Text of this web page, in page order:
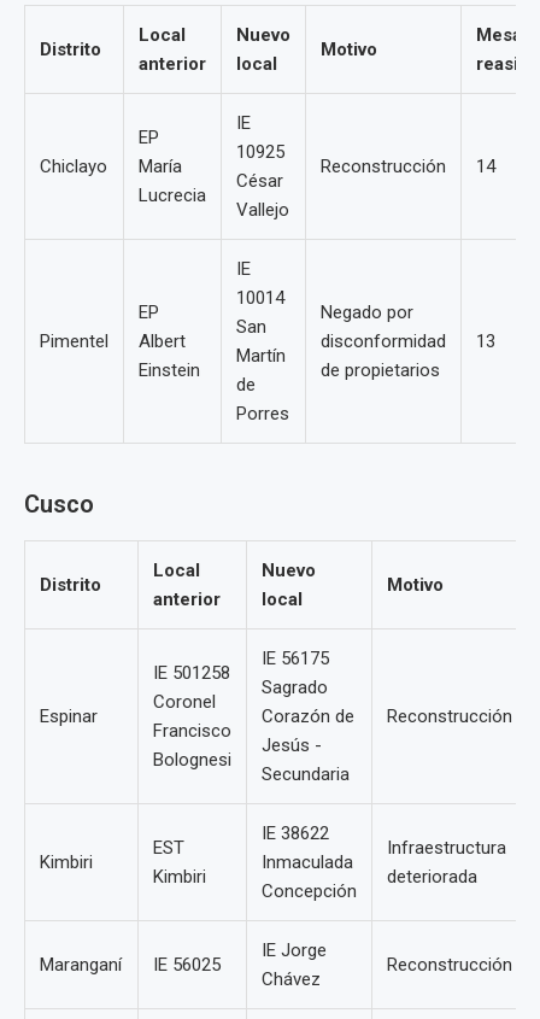
Distrito
Local
anterior
Nuevo
local
Motivo
Mesas
Chiclayo
EP
María
Lucrecia
IE
10925
César
Vallejo
Reconstrucción 14
Pimentel
EP
Albert
Einstein
IE
10014
San
Martín
de
Porres
Negado por
disconformidad
de propietarios
13
Cusco
Distrito
Local
anterior
Nuevo
local
Motivo
Espinar
IE 501258
Coronel
Francisco
Bolognesi
IE 56175
Sagrado
Corazón de
Jesús -
Secundaria
Reconstrucción
Kimbiri
EST
Kimbiri
IE 38622
Inmaculada
Concepción
Infraestructura
deteriorada
Maranganí IE 56025
IE Jorge
Chávez
Reconstrucción